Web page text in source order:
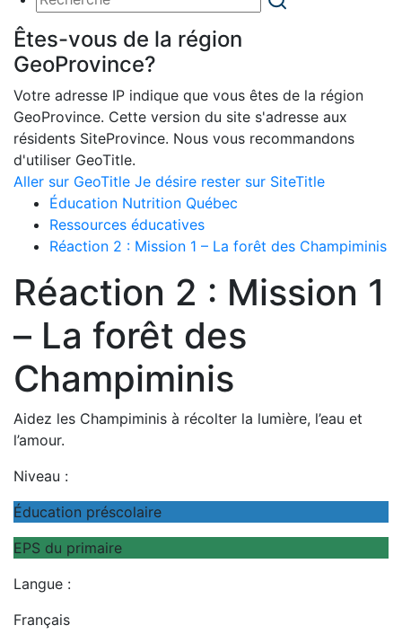
Êtes-vous de la région
GeoProvince?
Votre adresse IP indique que vous êtes de la région
GeoProvince. Cette version du site s'adresse aux
résidents SiteProvince. Nous vous recommandons
d'utiliser GeoTitle.
Aller sur GeoTitle Je désire rester sur SiteTitle
Éducation Nutrition Québec
Ressources éducatives
Réaction 2 : Mission 1 – La forêt des Champiminis
Réaction 2 : Mission 1
– La forêt des
Champiminis
Aidez les Champiminis à récolter la lumière, l’eau et
l’amour.
Niveau :
Éducation préscolaire
EPS du primaire
Langue :
Français